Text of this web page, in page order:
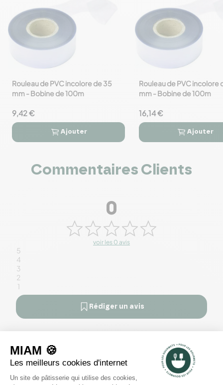
favorite_border
Rouleau de PVC incolore de 35
mm - Bobine de 100m
9,42 €
 
Ajouter
favorite_border
Rouleau de PVC incolore
mm - Bobine de 100m
16,14 €
 
Ajouter
Commentaires Clients
0
voir les 0 avis
5
4
3
2
1
Rédiger un avis
Il n'y a pas encore d'avis pour ce produit.